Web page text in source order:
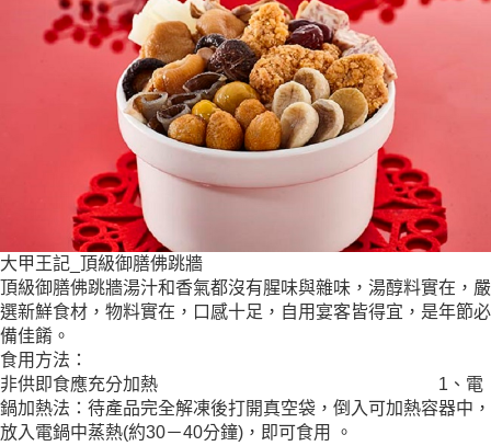
易，需依本服務之必要範圍內提供個人資料，並將交易相關給付款項請求債
權轉讓予恩沛科技股份有限公司。
２．關於個人資料處理事宜，請瀏覽以下網址：
https://aftee.tw/terms/#terms3
３．未成年的使用者請事先徵得法定代理人或監護人之同意方可使用
「AFTEE先享後付」，若未經同意申辦者引起之損失，本公司不負相關責
４．使用「AFTEE先享後付」時，將依據個別帳號之用戶狀況，依本公司即
時審查核予不同之上限額度；若仍有額度不足之情形，本公司將視審查結果
請求用戶進行身份認證。
５．嚴禁一人註冊多個帳號或使用他人資訊註冊。若發現惡意使用之情形，
恩沛科技股份有限公司將有權停止該用戶之使用額度並採取法律行動。
大甲王記_頂級御膳佛跳牆
頂級御膳佛跳牆湯汁和香氣都沒有腥味與雜味，湯醇料實在，嚴
選新鮮食材，物料實在，口感十足，自用宴客皆得宜，是年節必
備佳餚。
食用方法：
非供即食應充分加熱 1、電
鍋加熱法：待產品完全解凍後打開真空袋，倒入可加熱容器中，
放入電鍋中蒸熱(約30－40分鐘)，即可食用 。